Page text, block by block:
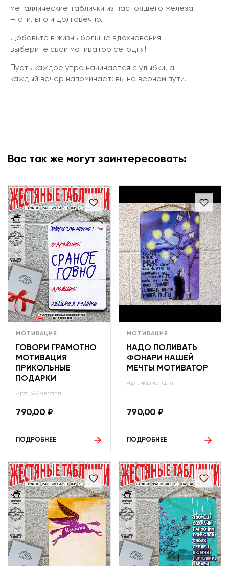
металлические таблички из настоящего железа
— стильно и долговечно.
Добавьте в жизнь больше вдохновения —
выберите свой мотиватор сегодня!
Пусть каждое утро начинается с улыбки, а
каждый вечер напоминает: вы на верном пути.
Вас так же могут заинтересовать:
МОТИВАЦИЯ
ГОВОРИ ГРАМОТНО
МОТИВАЦИЯ
ПРИКОЛЬНЫЕ
ПОДАРКИ
Арт: 347металл
790,00 ₽
ПОДРОБНЕЕ
МОТИВАЦИЯ
НАДО ПОЛИВАТЬ
ФОНАРИ НАШЕЙ
МЕЧТЫ МОТИВАТОР
Арт: 460металл
790,00 ₽
ПОДРОБНЕЕ